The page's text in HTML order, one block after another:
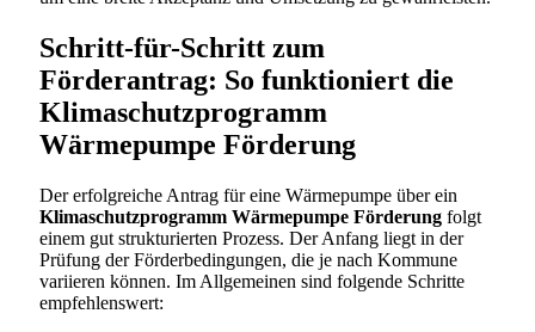
Schritt-für-Schritt zum
Förderantrag: So funktioniert die
Klimaschutzprogramm
Wärmepumpe Förderung
Der erfolgreiche Antrag für eine Wärmepumpe über ein
Klimaschutzprogramm Wärmepumpe Förderung folgt
einem gut strukturierten Prozess. Der Anfang liegt in der
Prüfung der Förderbedingungen, die je nach Kommune
variieren können. Im Allgemeinen sind folgende Schritte
empfehlenswert: